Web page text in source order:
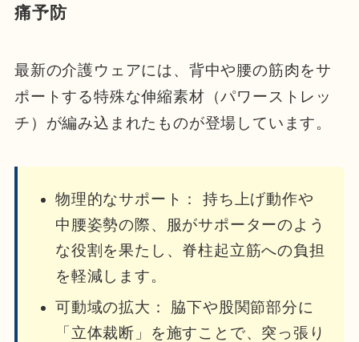
痛予防
最新の介護ウェアには、背中や腰の筋肉をサ
ポートする特殊な伸縮素材（パワーストレッ
チ）が編み込まれたものが登場しています。
物理的なサポート： 持ち上げ動作や
中腰姿勢の際、服がサポーターのよう
な役割を果たし、脊柱起立筋への負担
を軽減します。
可動域の拡大： 脇下や股関節部分に
「立体裁断」を施すことで、突っ張り